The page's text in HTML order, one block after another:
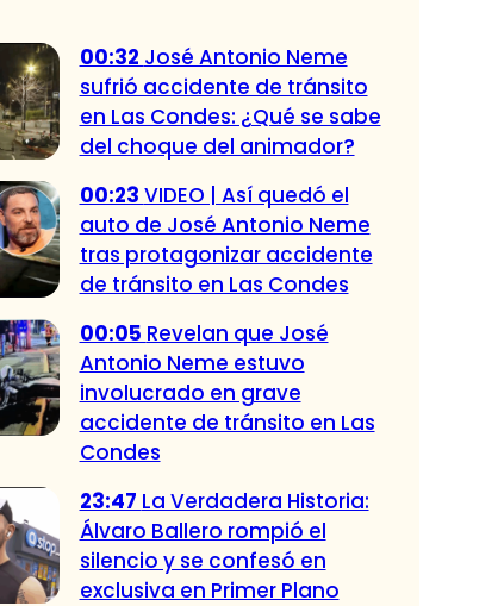
00:32 José Antonio Neme
sufrió accidente de tránsito
en Las Condes: ¿Qué se sabe
del choque del animador?
00:23 VIDEO | Así quedó el
auto de José Antonio Neme
tras protagonizar accidente
de tránsito en Las Condes
00:05 Revelan que José
Antonio Neme estuvo
involucrado en grave
accidente de tránsito en Las
Condes
23:47 La Verdadera Historia:
Álvaro Ballero rompió el
silencio y se confesó en
exclusiva en Primer Plano